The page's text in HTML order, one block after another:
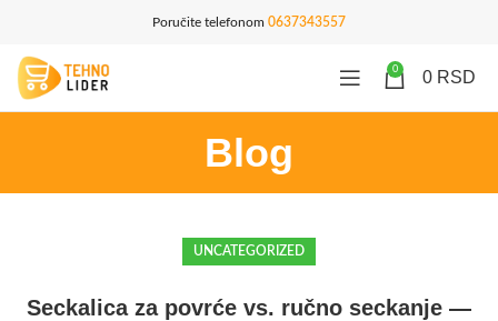
Poručite telefonom 0637343557
0 0 RSD
Blog
UNCATEGORIZED
Seckalica za povrće vs. ručno seckanje —